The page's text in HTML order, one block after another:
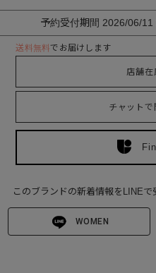
予約受付期間 2026/06/11
送料無料でお届けします
店舗在
チャットで
このブランドの新着情報をLINEで
WOMEN